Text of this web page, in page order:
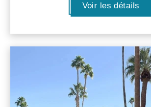
Voir les détails